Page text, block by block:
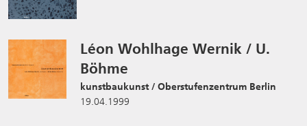
Léon Wohlhage Wernik / U.
Böhme
kunstbaukunst / Oberstufenzentrum Berlin
19.04.1999